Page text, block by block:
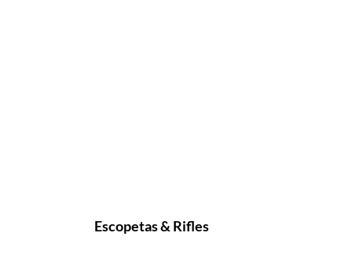
Escopetas & Rifles